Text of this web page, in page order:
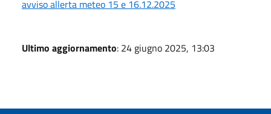
avviso allerta meteo 15 e 16.12.2025
Ultimo aggiornamento: 24 giugno 2025, 13:03